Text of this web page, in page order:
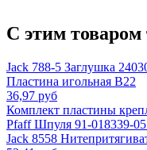
С этим
Jack 788-5 Заглушка
Пластина игольная B22
36,97 руб
Комплект пластины
Pfaff Шпуля 91-018339-
Jack 8558